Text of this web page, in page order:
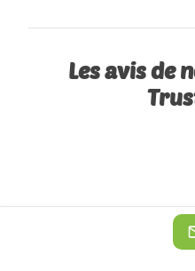
Les avis de